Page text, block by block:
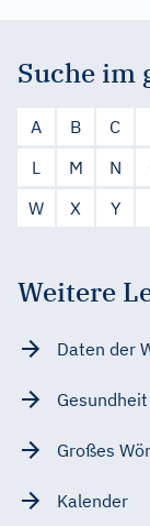
Suche im
A B C
L
M N
W
X Y
Weitere
Daten der
Großes
Kalender